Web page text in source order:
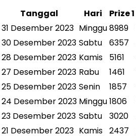
Tanggal Hari Prize 1
31 Desember 2023 Minggu8989
30 Desember 2023 Sabtu 6357
28 Desember 2023 Kamis 5161
27 Desember 2023 Rabu 1461
25 Desember 2023 Senin 1857
24 Desember 2023 Minggu1806
23 Desember 2023 Sabtu 3020
21 Desember 2023 Kamis 2437